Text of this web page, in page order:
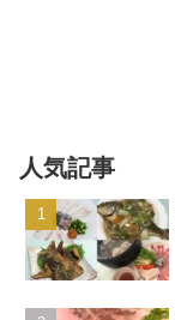
人気記事